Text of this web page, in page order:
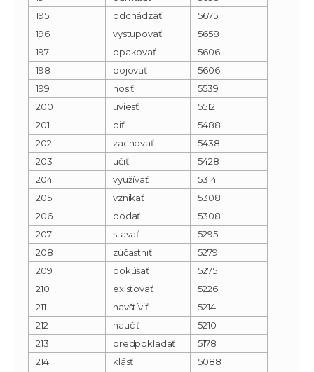
195
odchádzať
5675
196
vystupovať
5658
197
opakovať
5606
198
bojovať
5606
199
nosiť
5539
200
uviesť
5512
201
piť
5488
202
zachovať
5438
203
učiť
5428
204
využívať
5314
205
vznikať
5308
206
dodať
5308
207
stavať
5295
208
zúčastniť
5279
209
pokúšať
5275
210
existovať
5226
211
navštíviť
5214
212
naučiť
5210
213
predpokladať
5178
214
klásť
5088